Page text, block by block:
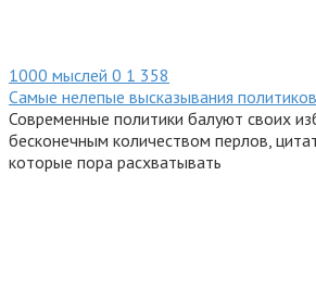
1000 мыслей 0 1 358
Самые нелепые высказывания политиков
Современные политики балуют своих
бесконечным количеством перлов,
которые пора расхватывать